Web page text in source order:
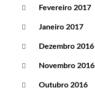
Fevereiro 2017
Janeiro 2017
Dezembro 2016
Novembro 2016
Outubro 2016